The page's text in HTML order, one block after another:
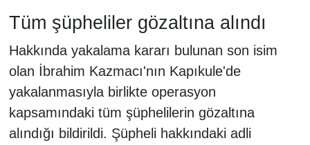
Tüm şüpheliler gözaltına alındı
Hakkında yakalama kararı bulunan son isim
olan İbrahim Kazmacı'nın Kapıkule'de
yakalanmasıyla birlikte operasyon
kapsamındaki tüm şüphelilerin gözaltına
alındığı bildirildi. Şüpheli hakkındaki adli